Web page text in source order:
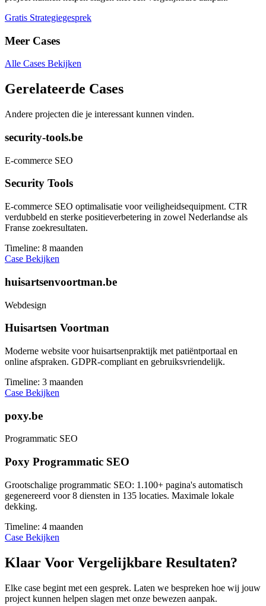
Gratis Strategiegesprek
Meer Cases
Alle Cases Bekijken
Gerelateerde Cases
Andere projecten die je interessant kunnen vinden.
security-tools.be
E-commerce SEO
Security Tools
E-commerce SEO optimalisatie voor veiligheidsequipment. CTR
verdubbeld en sterke positieverbetering in zowel Nederlandse als
Franse zoekresultaten.
Timeline: 8 maanden
Case Bekijken
huisartsenvoortman.be
Webdesign
Huisartsen Voortman
Moderne website voor huisartsenpraktijk met patiëntportaal en
online afspraken. GDPR-compliant en gebruiksvriendelijk.
Timeline: 3 maanden
Case Bekijken
poxy.be
Programmatic SEO
Poxy Programmatic SEO
Grootschalige programmatic SEO: 1.100+ pagina's automatisch
gegenereerd voor 8 diensten in 135 locaties. Maximale lokale
dekking.
Timeline: 4 maanden
Case Bekijken
Klaar Voor Vergelijkbare Resultaten?
Elke case begint met een gesprek. Laten we bespreken hoe wij jouw
project kunnen helpen slagen met onze bewezen aanpak.